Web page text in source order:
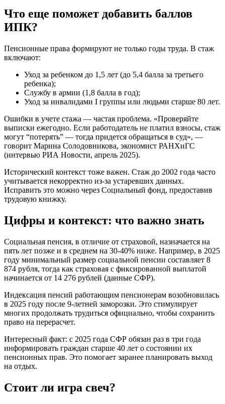
Что еще поможет добавить баллов
ИПК?
Пенсионные права формируют не только годы труда. В стаж
включают:
Уход за ребенком до 1,5 лет (до 5,4 балла за третьего
ребенка);
Службу в армии (1,8 балла в год);
Уход за инвалидами I группы или людьми старше 80 лет.
Ошибки в учете стажа — частая проблема. «Проверяйте
выписки ежегодно. Если работодатель не платил взносы, стаж
могут “потерять” — тогда придется обращаться в суд», —
говорит Марина Солодовникова, экономист РАНХиГС
(интервью РИА Новости, апрель 2025).
Исторический контекст тоже важен. Стаж до 2002 года часто
учитывается некорректно из-за устаревших данных.
Исправить это можно через Социальный фонд, предоставив
трудовую книжку.
Цифры и контекст: что важно знать
Социальная пенсия, в отличие от страховой, назначается на
пять лет позже и в среднем на 30-40% ниже. Например, в 2025
году минимальный размер социальной пенсии составляет 8
874 рубля, тогда как страховая с фиксированной выплатой
начинается от 14 276 рублей (данные СФР).
Индексация пенсий работающим пенсионерам возобновилась
в 2025 году после 9-летней заморозки. Это стимулирует
многих продолжать трудиться официально, чтобы сохранить
право на перерасчет.
Интересный факт: с 2025 года СФР обязан раз в три года
информировать граждан старше 40 лет о состоянии их
пенсионных прав. Это помогает заранее планировать выход
на отдых.
Стоит ли игра свеч?